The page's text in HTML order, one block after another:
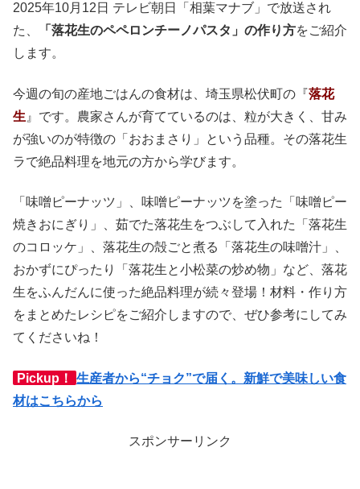
2025年10月12日 テレビ朝日「相葉マナブ」で放送され
た、
「落花生のペペロンチーノパスタ」の作り方をご紹介
します。
今週の旬の産地ごはんの食材は、埼玉県松伏町の『落花
生 』です。農家さんが育てているのは、粒が大きく、甘み
が強いのが特徴の「おおまさり」という品種。その落花生
ラで絶品料理を地元の方から学びます。
「味噌ピーナッツ」、味噌ピーナッツを塗った「味噌ピー
焼きおにぎり」、茹でた落花生をつぶして入れた「落花生
のコロッケ」、落花生の殻ごと煮る「落花生の味噌汁」、
おかずにぴったり「落花生と小松菜の炒め物」など、落花
生をふんだんに使った絶品料理が続々登場！材料・作り方
をまとめたレシピをご紹介しますので、ぜひ参考にしてみ
てくださいね！
Pickup！
生産者から“チョク”で届く。新鮮で美味しい食
材はこちらから
スポンサーリンク